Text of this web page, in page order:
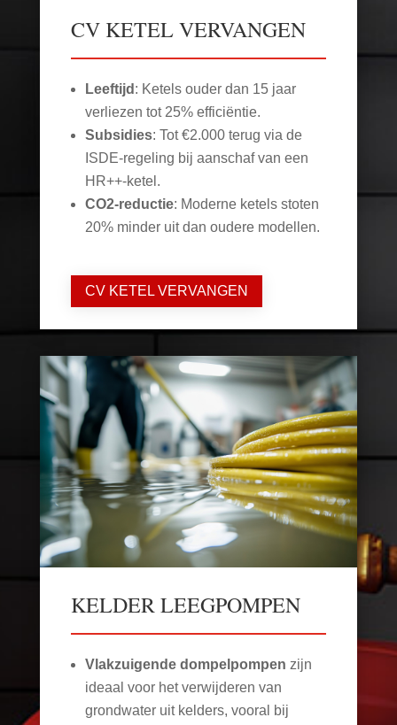
CV KETEL VERVANGEN
Leeftijd : Ketels ouder dan 15 jaar
verliezen tot 25% efficiëntie.
Subsidies: Tot €2.000 terug via de
ISDE-regeling bij aanschaf van een
HR++-ketel.
CO2-reductie: Moderne ketels stoten
20% minder uit dan oudere modellen.
CV KETEL VERVANGEN
KELDER LEEGPOMPEN
Vlakzuigende dompelpompen zijn
ideaal voor het verwijderen van
grondwater uit kelders, vooral bij